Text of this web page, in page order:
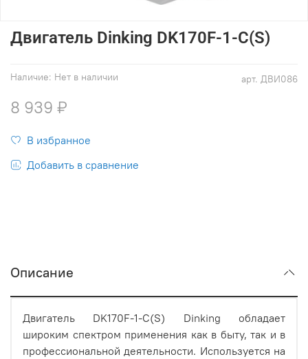
арт. ДВИ086
Наличие: Нет в наличии
Двигатель Dinking DK170F-1-C(S)
8 939 ₽
В избранное
Добавить в сравнение
Описание
Двигатель DK170F-1-C(S) Dinking обладает
широким спектром применения как в быту, так и в
профессиональной деятельности. Используется на